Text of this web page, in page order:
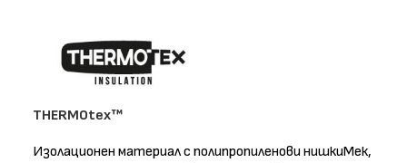
THERMOtex™
Изолационен материал с полипропиленови нишкиМек,